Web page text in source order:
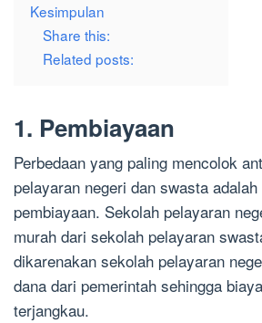
Kesimpulan
Share this:
Related posts:
1. Pembiayaan
Perbedaan yang paling mencolok
pelayaran negeri dan swasta adalah
pembiayaan. Sekolah pelayaran
murah dari sekolah pelayaran
dikarenakan sekolah pelayaran
dana dari pemerintah sehingga
terjangkau.